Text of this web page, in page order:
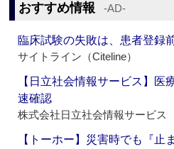
おすすめ情報 ‐AD‐
臨床試験の失敗は、患者登録
サイトライン（Citeline）
【日立社会情報サービス】医
速確認
株式会社日立社会情報サービス
【トーホー】災害時でも『